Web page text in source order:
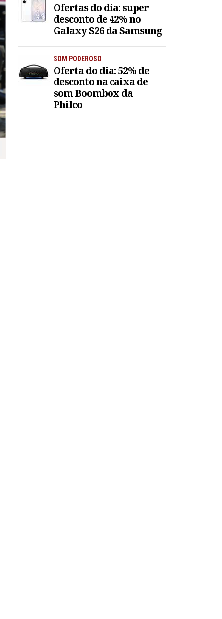
Ofertas do dia: super
desconto de 42% no
Galaxy S26 da Samsung
SOM PODEROSO
Oferta do dia: 52% de
desconto na caixa de
som Boombox da
Philco